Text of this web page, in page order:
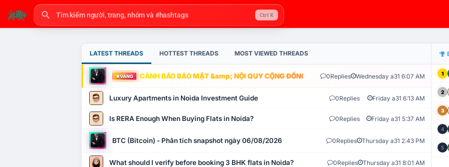
Ctrl K
LATEST THREADS HOTTEST THREADS MOST VIEWED THREADS
VÀNG CẢNH BÁO BẢO MẬT &amp; NỘI QUY CỘNG ĐỒNG VLIKE.VN: HỆ THỐNG GIÁM SÁT TỰ
0Replies Wednesday a31 6:07 AM
Luxury Apartments in Noida Investment Guide 0Replies Friday a31 6:13 AM
Is RERA Enough When Buying Flats in Noida? 0Replies Friday a31 5:37 AM
BTC (Bitcoin) - Phân tích snapshot ngày 06/08/2026 0Replies Thursday a31 2:43 PM
What should I verify before booking 3 BHK flats in Noida? 0Replies Thursday a31 8:01 AM
1
2
3
4
5